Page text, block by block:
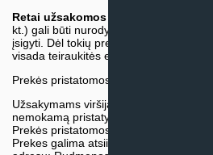
Retai užsakomos specifinės prekė
kt.) gali būti nurodytos su preliminaria
įsigyti. Dėl tokių prekių įsigijimo, tikslios
visada teiraukitės el. paštu:
Prekės pristatomos naudojantis
Užsakymams viršijantiems 300€ sumą
nemokamą pristatymą.
Prekės pristatomos visoje Lietuvos
Prekes galima atsiimti nemokamai